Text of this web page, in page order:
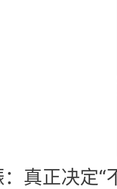
真正决定“